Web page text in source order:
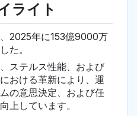
ライト
2025年に153億9000万
た。
ステルス性能、および
おける革新により、運
の意思決定、および任
上しています。